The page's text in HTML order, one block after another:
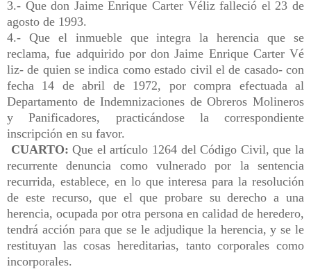
3.- Que don Jaime Enrique Carter Véliz falleció el 23 de
agosto de 1993.
4.- Que el inmueble que integra la herencia que se
reclama, fue adquirido por don Jaime Enrique Carter Vé
liz- de quien se indica como estado civil el de casado- con
fecha 14 de abril de 1972, por compra efectuada al
Departamento de Indemnizaciones de Obreros Molineros
y Panificadores, practicándose la correspondiente
inscripción en su favor.
CUARTO: Que el artículo 1264 del Código Civil, que la
recurrente denuncia como vulnerado por la sentencia
recurrida, establece, en lo que interesa para la resolución
de este recurso, que el que probare su derecho a una
herencia, ocupada por otra persona en calidad de heredero,
tendrá acción para que se le adjudique la herencia, y se le
restituyan las cosas hereditarias, tanto corporales como
incorporales.